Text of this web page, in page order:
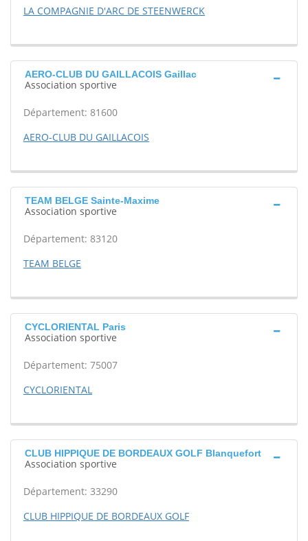
LA COMPAGNIE D'ARC DE STEENWERCK
AERO-CLUB DU GAILLACOIS Gaillac
Association sportive
Département: 81600
AERO-CLUB DU GAILLACOIS
TEAM BELGE Sainte-Maxime
Association sportive
Département: 83120
TEAM BELGE
CYCLORIENTAL Paris
Association sportive
Département: 75007
CYCLORIENTAL
CLUB HIPPIQUE DE BORDEAUX GOLF Blanquefort
Association sportive
Département: 33290
CLUB HIPPIQUE DE BORDEAUX GOLF